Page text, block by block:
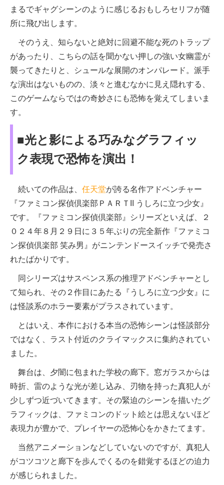
まるでギャグシーンのように感じるおもしろセリフが随
所に飛び出します。
そのうえ、知らないと絶対に回避不能な死のトラップ
があったり、こちらの話を聞かない押しの強い女幽霊が
襲ってきたりと、シュールな展開のオンパレード。派手
な演出はないものの、淡々と進むなかに見え隠れする、
このゲームならではの奇妙さにも恐怖を覚えてしまいま
す。
■光と影による巧みなグラフィッ
ク表現で恐怖を演出！
続いての作品は、 任天堂が誇る名作アドベンチャー
『ファミコン探偵倶楽部ＰＡＲＴII うしろに立つ少女』
です。『ファミコン探偵倶楽部』シリーズといえば、２
０２４年８月２９日に３５年ぶりの完全新作『ファミコ
ン探偵倶楽部 笑み男』がニンテンドースイッチで発売さ
れたばかりです。
同シリーズはサスペンス系の推理アドベンチャーとし
て知られ、その２作目にあたる『うしろに立つ少女』に
は怪談系のホラー要素がプラスされています。
とはいえ、本作における本当の恐怖シーンは怪談部分
ではなく、ラスト付近のクライマックスに集約されてい
ました。
舞台は、夕闇に包まれた学校の廊下。窓ガラスからは
時折、雷のような光が差し込み、刃物を持った真犯人が
少しずつ近づいてきます。その緊迫のシーンを描いたグ
ラフィックは、ファミコンのドット絵とは思えないほど
表現力が豊かで、プレイヤーの恐怖心をかきたてます。
当然アニメーションなどしていないのですが、真犯人
がコツコツと廊下を歩んでくるのを錯覚するほどの迫力
が感じられました。